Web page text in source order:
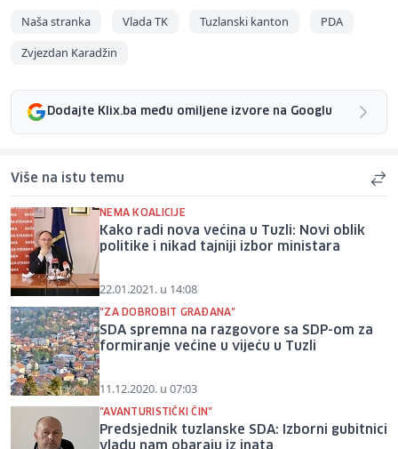
Naša stranka Vlada TK Tuzlanski kanton
PDA
Zvjezdan Karadžin
Dodajte Klix.ba među omiljene izvore na Googlu
Više na istu temu
NEMA KOALICIJE
Kako radi nova većina u Tuzli: Novi oblik
politike i nikad tajniji izbor ministara
22.01.2021. u 14:08
"ZA DOBROBIT GRAĐANA"
SDA spremna na razgovore sa SDP-om za
formiranje većine u vijeću u Tuzli
11.12.2020. u 07:03
"AVANTURISTIČKI ČIN"
Predsjednik tuzlanske SDA: Izborni gubitnici
vladu nam obaraju iz inata